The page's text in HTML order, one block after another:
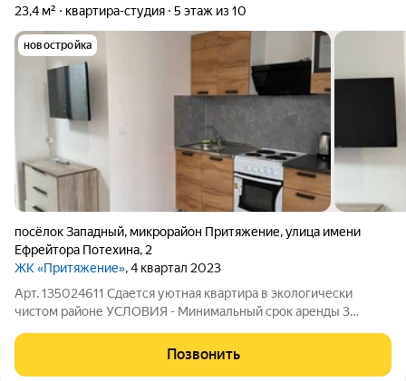
23,4 м² квартира-студия 5 этаж из 10
новостройка
посёлок Западный, микрорайон Притяжение,улица имени
Ефрейтора Потехина, 2
ЖК «Притяжение», 4 квартал 2023
Арт. 135024611 Сдается уютная квартира в экологически
чистом районе УСЛОВИЯ - Минимальный срок аренды 3
УДОБСТВО КВАРТИРЫ - Функциональная квартирa с
ремонтом,полностью меблированная - Техника:
Позвонить